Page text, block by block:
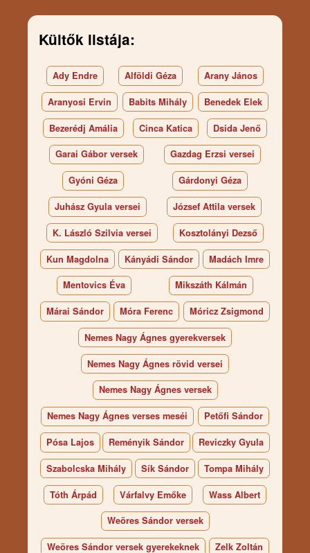
Kültők listája:
Ady Endre Alföldi Géza Arany János
Aranyosi Ervin Babits Mihály Benedek Elek
Bezerédj Amália Cinca Katica Dsida Jenő
Garai Gábor versek Gazdag Erzsi versei
Gyóni Géza Gárdonyi Géza
Juhász Gyula versei József Attila versek
K. László Szilvia versei Kosztolányi Dezső
Kun Magdolna Kányádi Sándor Madách Imre
Mentovics Éva Mikszáth Kálmán
Márai Sándor Móra Ferenc Móricz Zsigmond
Nemes Nagy Ágnes gyerekversek
Nemes Nagy Ágnes rövid versei
Nemes Nagy Ágnes versek
Nemes Nagy Ágnes verses meséi Petőfi Sándor
Pósa Lajos Reményik Sándor Reviczky Gyula
Szabolcska Mihály Sík Sándor Tompa Mihály
Tóth Árpád Várfalvy Emőke Wass Albert
Weöres Sándor versek
Weöres Sándor versek gyerekeknek Zelk Zoltán